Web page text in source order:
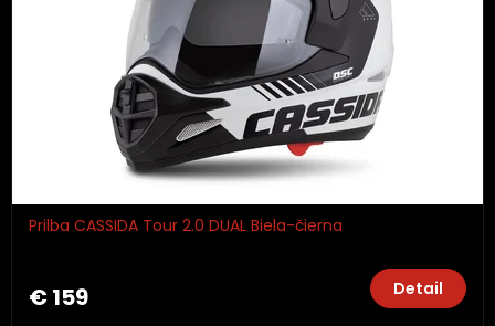
Prilba CASSIDA Tour 2.0 DUAL Biela-čierna
€ 159 Detail